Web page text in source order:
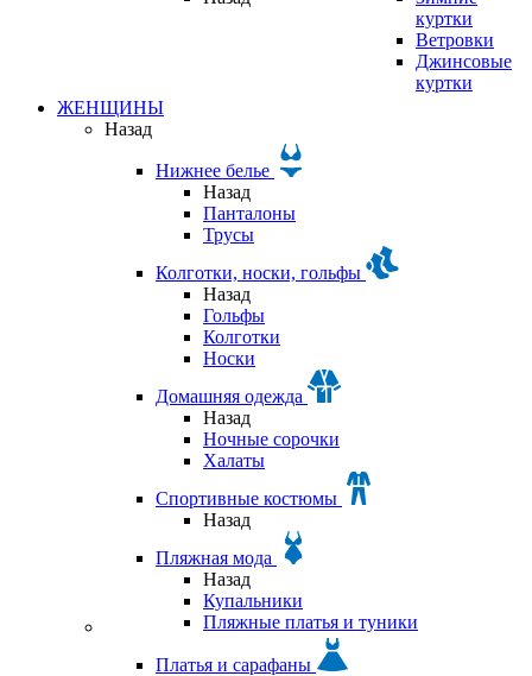
куртки
Ветровки
Джинсовые
куртки
ЖЕНЩИНЫ
Назад
Нижнее белье
Назад
Панталоны
Трусы
Колготки, носки, гольфы
Назад
Гольфы
Колготки
Носки
Домашняя одежда
Назад
Ночные сорочки
Халаты
Спортивные костюмы
Назад
Пляжная мода
Назад
Купальники
Пляжные платья и туники
Платья и сарафаны